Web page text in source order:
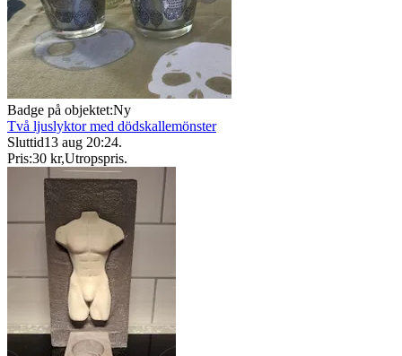
Badge på objektet:Ny
Två ljuslyktor med dödskallemönster
Sluttid13 aug 20:24.
Pris:30 kr,Utropspris.